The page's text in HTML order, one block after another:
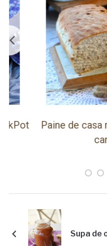
Paine de casa
care
Supa de